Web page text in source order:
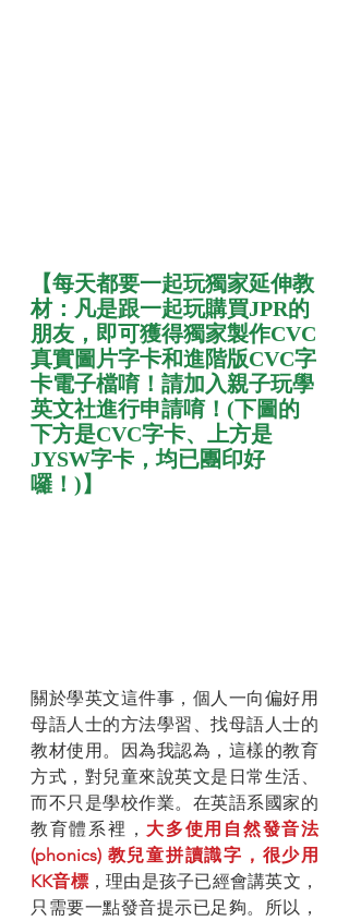
【每天都要一起玩獨家延伸教
材：凡是跟一起玩購買JPR的
朋友，即可獲得獨家製作CVC
真實圖片字卡和進階版CVC字
卡電子檔唷！請加入親子玩學
英文社進行申請唷！(下圖的
下方是CVC字卡、上方是
JYSW字卡，均已團印好
囉！)】
關於學英文這件事，個人一向偏好用
母語人士的方法學習、找母語人士的
教材使用。因為我認為，這樣的教育
方式，對兒童來說英文是日常生活、
而不只是學校作業。在英語系國家的
教育體系裡， 大多使用自然發音法
(phonics) 教兒童拼讀識字，很少用
KK音標，理由是孩子已經會講英文，
只需要一點發音提示已足夠。所以，